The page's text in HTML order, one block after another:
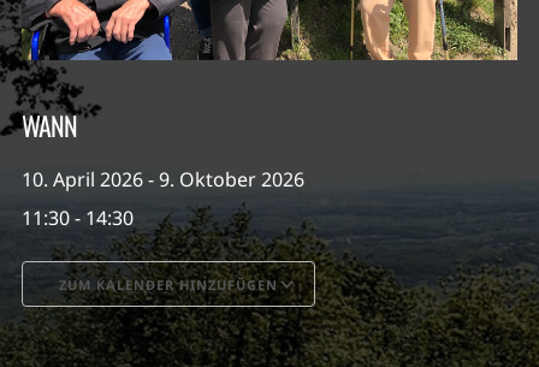
WANN
10. April 2026 - 9. Oktober 2026
11:30 - 14:30
ZUM KALENDER HINZUFÜGEN
ICS herunterladen
Google Kalender